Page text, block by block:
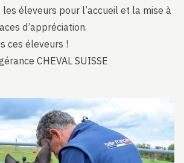
éleveurs pour l’accueil et la mise à
d’appréciation.
à tous ces éleveurs !
CHEVAL SUISSE